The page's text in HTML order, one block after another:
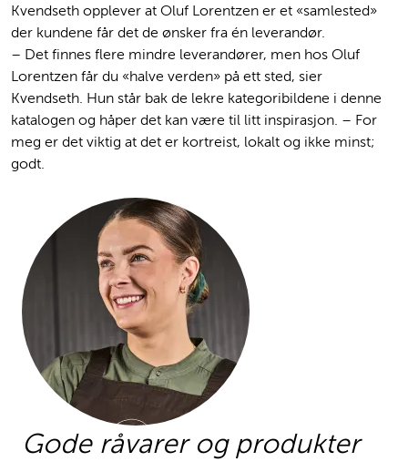
Kvendseth opplever at Oluf Lorentzen er et «samlested»
der kundene får det de ønsker fra én leverandør.
– Det finnes flere mindre leverandører, men hos Oluf
Lorentzen får du «halve verden» på ett sted, sier
Kvendseth. Hun står bak de lekre kategoribildene i denne
katalogen og håper det kan være til litt inspirasjon. – For
meg er det viktig at det er kortreist, lokalt og ikke minst;
godt.
Gode råvarer og produkter